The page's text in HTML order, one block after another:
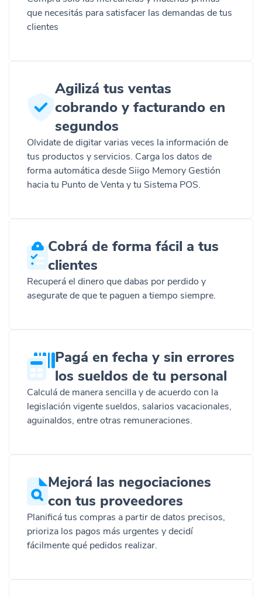
que necesitás para satisfacer las demandas de tus
clientes
Agilizá tus ventas
cobrando y facturando en
segundos
Olvidate de digitar varias veces la información de
tus productos y servicios. Carga los datos de
forma automática desde Siigo Memory Gestión
hacia tu Punto de Venta y tu Sistema POS.
Cobrá de forma fácil a tus
clientes
Recuperá el dinero que dabas por perdido y
asegurate de que te paguen a tiempo siempre.
Pagá en fecha y sin errores
los sueldos de tu personal
Calculá de manera sencilla y de acuerdo con la
legislación vigente sueldos, salarios vacacionales,
aguinaldos, entre otras remuneraciones.
Mejorá las negociaciones
con tus proveedores
Planificá tus compras a partir de datos precisos,
prioriza los pagos más urgentes y decidí
fácilmente qué pedidos realizar.